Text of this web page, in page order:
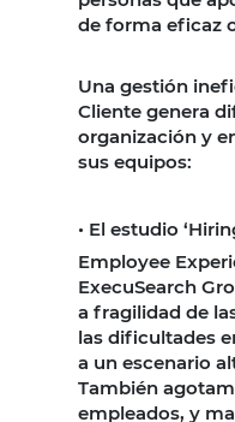
de forma eficaz
Una gestión
Cliente genera
organización y
sus equipos:
• El estudio
Employee
ExecuSearch
a fragilidad de
las dificultades
a un escenario
También
empleados, y